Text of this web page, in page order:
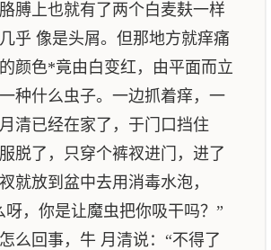
膊上也就有了两个白麦麸一样
乎 像是头屑。但那地方就痒痛
颜色*竟由白变红，由平面而立
种什么虫子。一边抓着痒，一
清已经在家了，于门口挡住
脱了，只穿个裤衩进门，进了
就放到盆中去用消毒水泡，
呀，你是让魔虫把你吸干吗？”
么回事，牛 月清说：“不得了